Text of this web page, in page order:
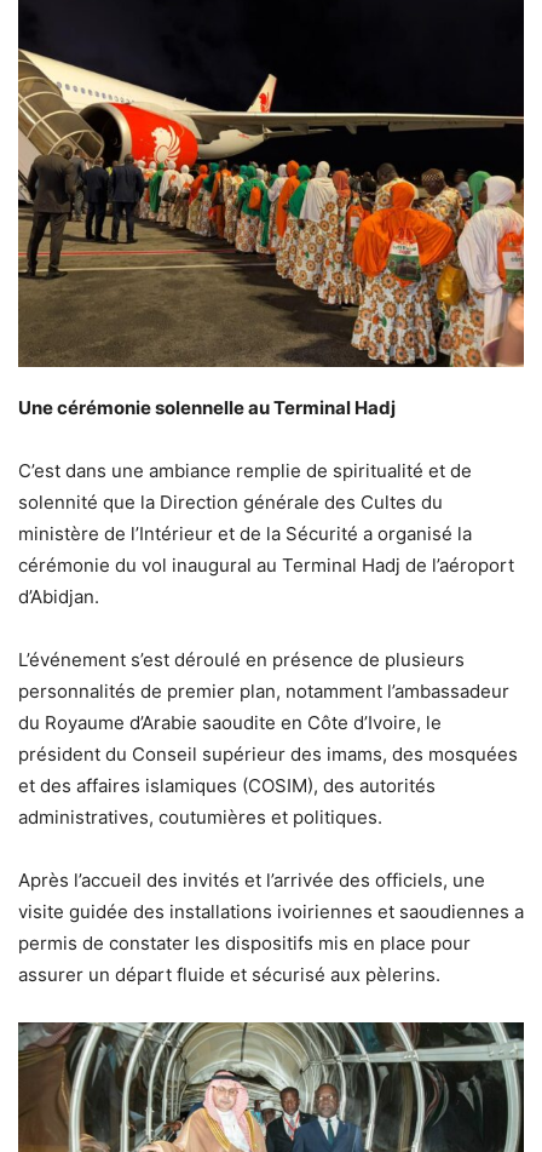
Une cérémonie solennelle au Terminal Hadj
C’est dans une ambiance remplie de spiritualité et de
solennité que la Direction générale des Cultes du
ministère de l’Intérieur et de la Sécurité a organisé la
cérémonie du vol inaugural au Terminal Hadj de l’aéroport
d’Abidjan.
L’événement s’est déroulé en présence de plusieurs
personnalités de premier plan, notamment l’ambassadeur
du Royaume d’Arabie saoudite en Côte d’Ivoire, le
président du Conseil supérieur des imams, des mosquées
et des affaires islamiques (COSIM), des autorités
administratives, coutumières et politiques.
Après l’accueil des invités et l’arrivée des officiels, une
visite guidée des installations ivoiriennes et saoudiennes a
permis de constater les dispositifs mis en place pour
assurer un départ fluide et sécurisé aux pèlerins.